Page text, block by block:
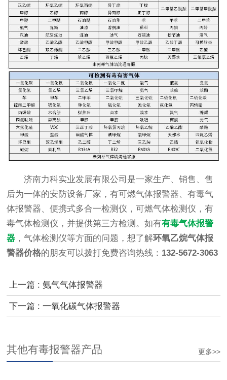
济南力科实业发展有限公司是一家生产、销售、售
后为一体的安防设备厂家，有可燃气体报警器、有毒气
体报警器、便携式多合一检测仪，可燃气体检测仪，有
毒气体检测仪，并提供第三方检测。如有有毒气体报警
器 ，气体检测仪等方面的问题，想了解环氧乙烷气体报
警器价格的朋友可以拨打免费咨询热线： 132-5672-3063
上一篇 : 氨气气体报警器
下一篇 : 一氧化碳气体报警器
更多>>
其他有毒报警器产品